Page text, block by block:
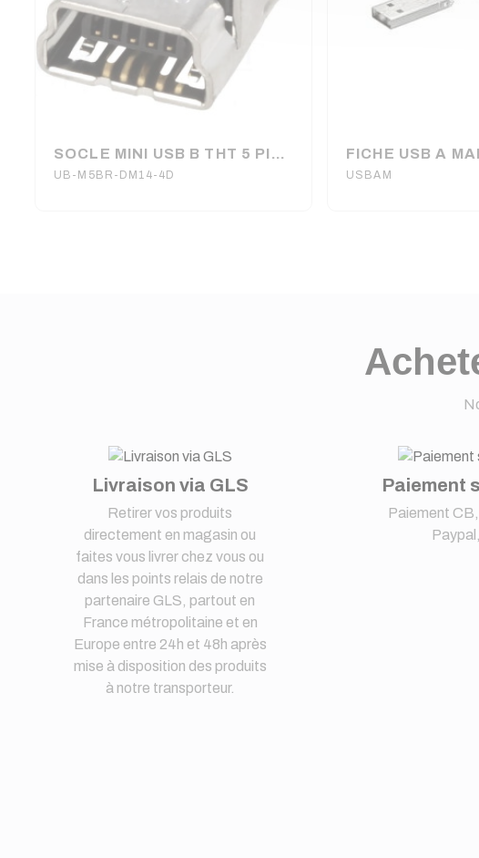
SOCLE MINI USB B THT 5 PIN 90° USB 2.0 (6080)
UB-M5BR-DM14-4D USBAM
Livraison via GLS
Retirer vos produits
directement en magasin ou
faites vous livrer chez vous ou
dans les points relais de notre
partenaire GLS, partout en
France métropolitaine et en
Europe entre 24h et 48h après
mise à disposition des produits
à notre transporteur.
Paiement
Paiement
Paypal,